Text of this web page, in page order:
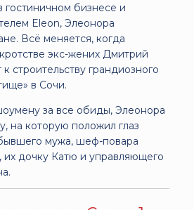
гостиничном бизнесе и
Eleon, Элеонора
Всё меняется, когда
экс-жених Дмитрий
строительству грандиозного
в Сочи.
за все обиды, Элеонора
на которую положил глаз
мужа, шеф-повара
их дочку Катю и управляющего